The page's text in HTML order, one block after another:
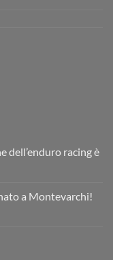
dell’enduro racing è
a Montevarchi!